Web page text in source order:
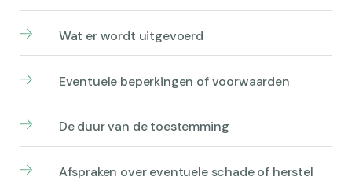
Wat er wordt uitgevoerd
Eventuele beperkingen of voorwaarden
De duur van de toestemming
Afspraken over eventuele schade of herstel